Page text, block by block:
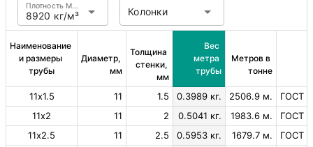
8920 кг/м³
Плотность Медь Колонки
Наименование
и размеры
трубы
Диаметр,
мм
Толщина
стенки,
мм
Вес
метра
трубы
Метров в
тонне
11х1.5 11 1.5 0.3989 кг. 2506.9 м.
ГОСТ
11х2
11 2 0.5041 кг. 1983.6 м.
ГОСТ
11х2.5
11 2.5 0.5953 кг. 1679.7 м.
ГОСТ